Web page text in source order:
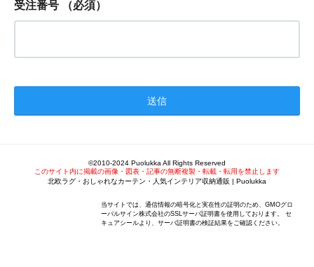
受注番号 （必須）
©2010-2024 Puolukka All Rights Reserved
このサイト内に掲載の画像・図表・記事の無断複製・転載・転用を禁止します
北欧ラグ・おしゃれなカーテン・人気インテリア収納通販 | Puolukka
当サイトでは、通信情報の暗号化と実在性の証明のため、GMOグロ
ーバルサイン株式会社のSSLサーバ証明書を使用しております。 セ
キュアシールより、サーバ証明書の検証結果をご確認ください。